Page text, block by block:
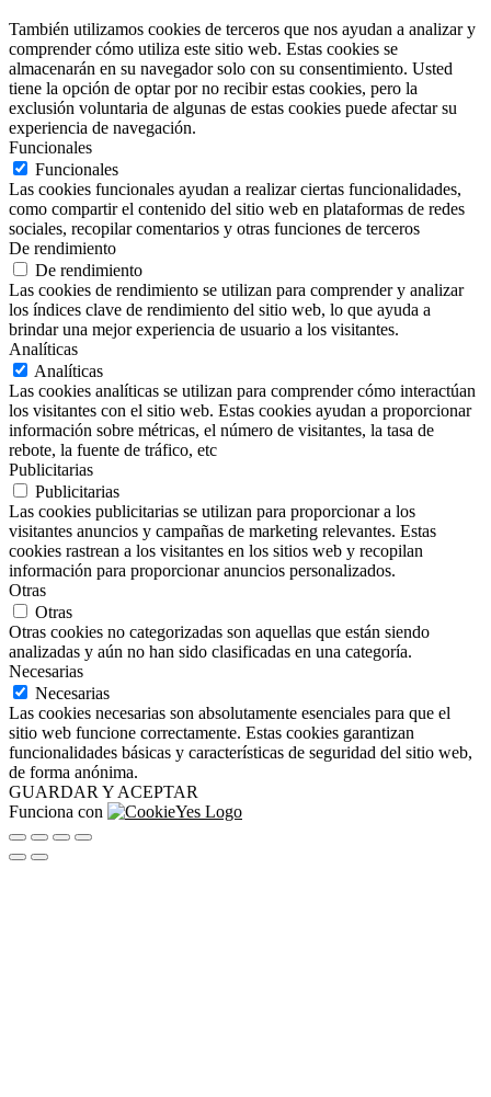
También utilizamos cookies de terceros que nos ayudan a analizar y
comprender cómo utiliza este sitio web. Estas cookies se
almacenarán en su navegador solo con su consentimiento. Usted
tiene la opción de optar por no recibir estas cookies, pero la
exclusión voluntaria de algunas de estas cookies puede afectar su
experiencia de navegación.
Funcionales
Funcionales
Las cookies funcionales ayudan a realizar ciertas funcionalidades,
como compartir el contenido del sitio web en plataformas de redes
sociales, recopilar comentarios y otras funciones de terceros
De rendimiento
De rendimiento
Las cookies de rendimiento se utilizan para comprender y analizar
los índices clave de rendimiento del sitio web, lo que ayuda a
brindar una mejor experiencia de usuario a los visitantes.
Analíticas
Analíticas
Las cookies analíticas se utilizan para comprender cómo interactúan
los visitantes con el sitio web. Estas cookies ayudan a proporcionar
información sobre métricas, el número de visitantes, la tasa de
rebote, la fuente de tráfico, etc
Publicitarias
Publicitarias
Las cookies publicitarias se utilizan para proporcionar a los
visitantes anuncios y campañas de marketing relevantes. Estas
cookies rastrean a los visitantes en los sitios web y recopilan
información para proporcionar anuncios personalizados.
Otras
Otras
Otras cookies no categorizadas son aquellas que están siendo
analizadas y aún no han sido clasificadas en una categoría.
Necesarias
Necesarias
Las cookies necesarias son absolutamente esenciales para que el
sitio web funcione correctamente. Estas cookies garantizan
funcionalidades básicas y características de seguridad del sitio web,
de forma anónima.
GUARDAR Y ACEPTAR
Funciona con